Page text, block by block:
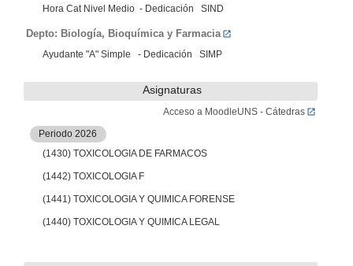
Hora Cat Nivel Medio - Dedicación SIND
Depto: Biología, Bioquímica y Farmacia
Ayudante "A" Simple - Dedicación SIMP
Asignaturas
Acceso a MoodleUNS - Cátedras
Periodo 2026
(1430) TOXICOLOGIA DE FARMACOS
(1442) TOXICOLOGIA F
(1441) TOXICOLOGIA Y QUIMICA FORENSE
(1440) TOXICOLOGIA Y QUIMICA LEGAL